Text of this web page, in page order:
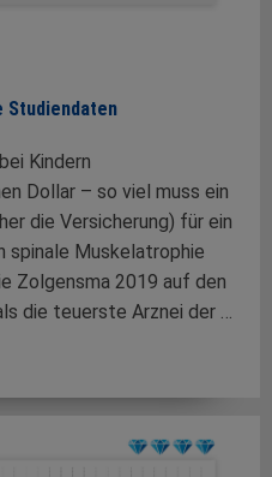
Kindern
Dollar – so viel muss ein
die Versicherung) für ein
spinale Muskelatrophie
Zolgensma 2019 auf den
die teuerste Arznei der …